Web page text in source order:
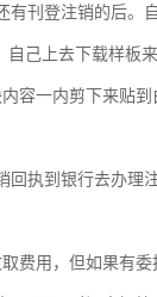
有刊登注销的后。
己上去下载样板
容一内剪下来贴
执到银行去办理
费用，但如果有